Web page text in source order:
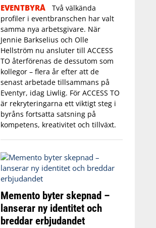
EVENTBYRÅ
Två välkända
profiler i eventbranschen har valt
samma nya arbetsgivare. När
Jennie Barkselius och Olle
Hellström nu ansluter till ACCESS
TO återförenas de dessutom som
kollegor – flera år efter att de
senast arbetade tillsammans på
Eventyr, idag Liwlig. För ACCESS TO
är rekryteringarna ett viktigt steg i
byråns fortsatta satsning på
kompetens, kreativitet och tillväxt.
Memento byter skepnad –
lanserar ny identitet och
breddar erbjudandet